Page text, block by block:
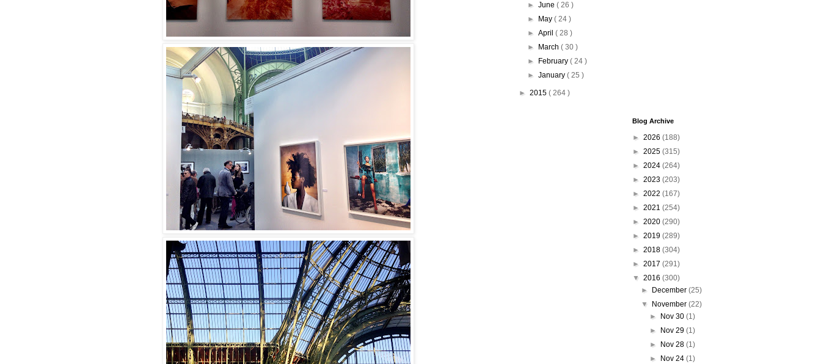
► June ( 26 )
►
May ( 24 )
► April ( 28 )
►
March ( 30 )
►
February ( 24 )
► January ( 25 )
► 2015 ( 264 )
Blog Archive
► 2026 (188)
► 2025 (315)
► 2024 (264)
► 2023 (203)
► 2022 (167)
► 2021 (254)
► 2020 (290)
► 2019 (289)
► 2018 (304)
► 2017 (291)
▼ 2016 (300)
►
December (25)
▼
November (22)
►
Nov 30(1)
►
Nov 29(1)
►
Nov 28(1)
►
Nov 24(1)